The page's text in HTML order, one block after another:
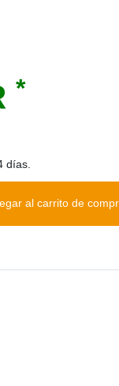
*
días.
al carrito de